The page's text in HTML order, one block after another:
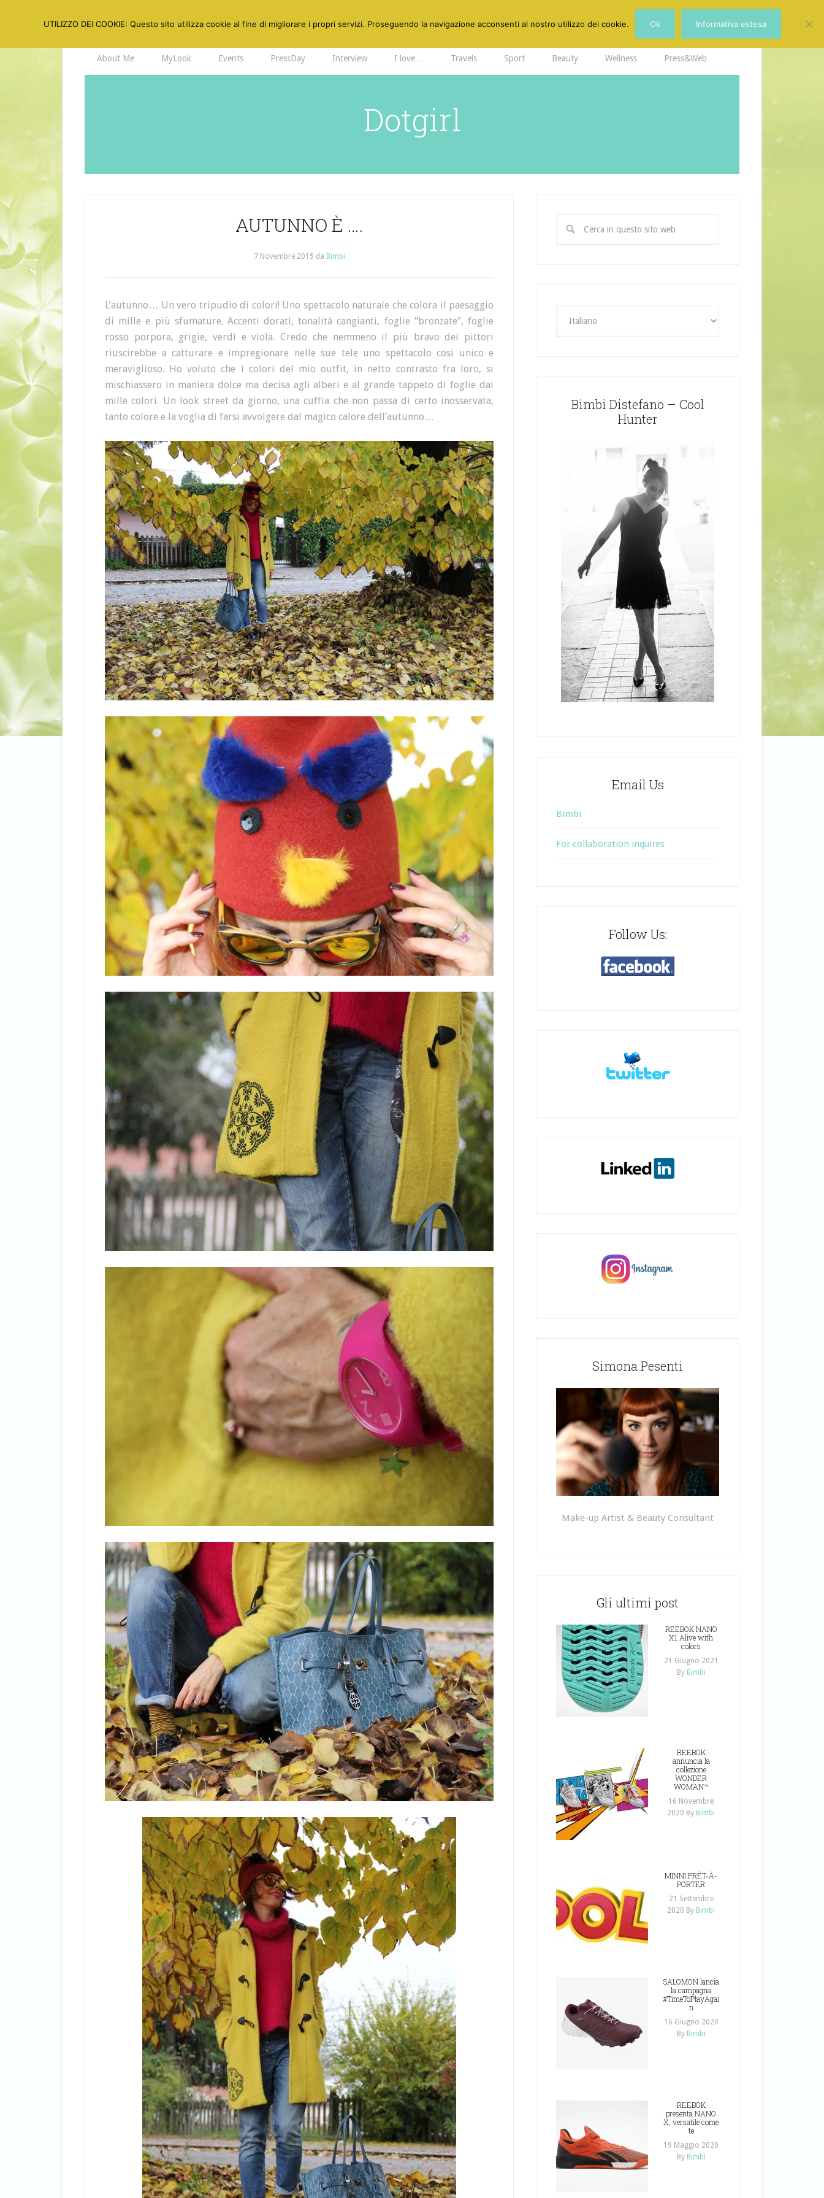
About Me MyLook Events PressDay Interview I love… Travels Sport Beauty Wellness Press&Web
Dotgirl
AUTUNNO È ….
7 Novembre 2015 da Bimbi
L’autunno… Un vero tripudio di colori! Uno spettacolo naturale che colora il paesaggio
di mille e più sfumature. Accenti dorati, tonalità cangianti, foglie “bronzate”, foglie
rosso porpora, grigie, verdi e viola. Credo che nemmeno il più bravo dei pittori
riuscirebbe a catturare e impregionare nelle sue tele uno spettacolo così unico e
meraviglioso. Ho voluto che i colori del mio outfit, in netto contrasto fra loro, si
mischiassero in maniera dolce ma decisa agli alberi e al grande tappeto di foglie dai
mille colori. Un look street da giorno, una cuffia che non passa di certo inosservata,
tanto colore e la voglia di farsi avvolgere dal magico calore dell’autunno…
Bimbi Distefano – Cool
Hunter
Email Us
Bimbi
For collaboration inquires
Follow Us:
Simona Pesenti
Make-up Artist & Beauty Consultant
Gli ultimi post
REEBOK NANO
X1 Alive with
colors
21 Giugno 2021
By Bimbi
REEBOK
annuncia la
collezione
WONDER
WOMAN™
16 Novembre
2020 By Bimbi
MINNI PRÊT-À-
PORTER
21 Settembre
2020 By Bimbi
SALOMON lancia
la campagna
#TimeToPlayAgai
n
16 Giugno 2020
By Bimbi
REEBOK
presenta NANO
X, versatile come
te
19 Maggio 2020
By Bimbi
UTILIZZO DEI COOKIE: Questo sito utilizza cookie al fine di migliorare i propri servizi. Proseguendo la navigazione acconsenti al nostro utilizzo dei cookie. Ok Informativa estesa